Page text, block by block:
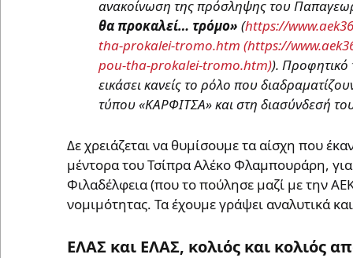
ανακοίνωση της πρόσληψης του
θα προκαλεί… τρόμο» (https://
tha-prokalei-tromo.htm
). Προφητικό
εικάσει κανείς το ρόλο που
τύπου «ΚΑΡΦΙΤΣΑ» και στη διασύνδεσή
Δε χρειάζεται να θυμίσουμε τα αίσχη που
μέντορα του Τσίπρα Αλέκο Φλαμπουράρη,
Φιλαδέλφεια (που το πούλησε μαζί με την
νομιμότητας. Τα έχουμε γράψει αναλυτικά
ΕΛΑΣ και ΕΛΑΣ, κολιός και κολιός